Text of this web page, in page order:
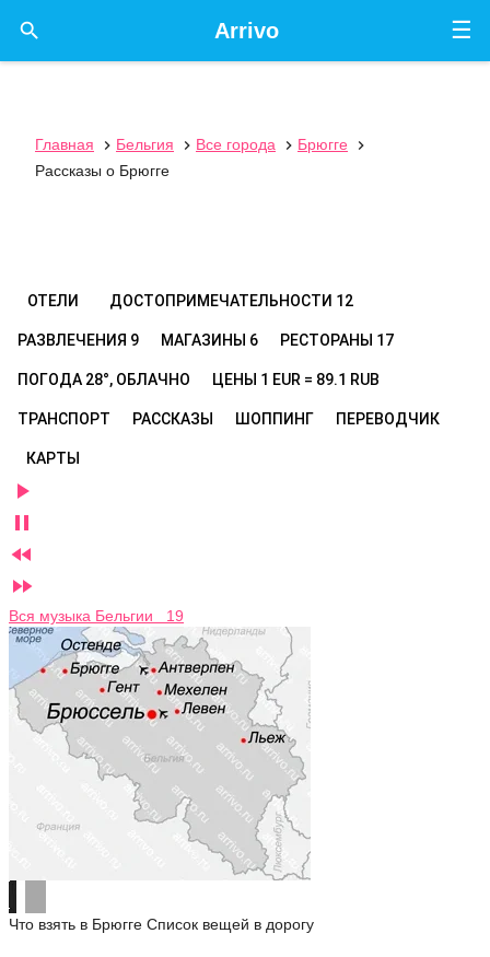
☰
Arrivo

Главная  Бельгия  Все города  Брюгге

Рассказы о Брюгге
ОТЕЛИ ДОСТОПРИМЕЧАТЕЛЬНОСТИ 12
РАЗВЛЕЧЕНИЯ 9 МАГАЗИНЫ 6 РЕСТОРАНЫ 17
ПОГОДА 28°, ОБЛАЧНО ЦЕНЫ 1 EUR = 89.1 RUB
ТРАНСПОРТ РАССКАЗЫ ШОППИНГ ПЕРЕВОДЧИК
КАРТЫ




Вся музыка Бельгии 19
Что взять в Брюгге Список вещей в дорогу